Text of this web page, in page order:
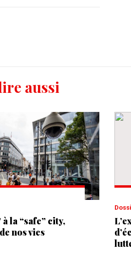
aussi
la “safe” city,
nos vies